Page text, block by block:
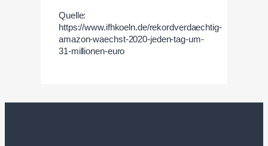
Quelle:
https://www.ifhkoeln.de/rekordverdaechtig-
amazon-waechst-2020-jeden-tag-um-
31-millionen-euro